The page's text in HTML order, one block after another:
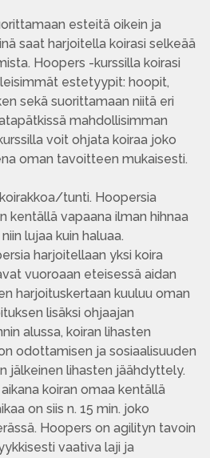
esteitä oikein ja
saat harjoitella koirasi selkeää
Hoopers -kurssilla koirasi
estetyypit: hoopit,
sekä suorittamaan niitä eri
mahdollisimman
voit ohjata koiraa joko
oman tavoitteen mukaisesti.
tunti. Hoopersia
kentällä vapaana ilman hihnaa
lujaa kuin haluaa.
harjoitellaan yksi koira
vuoroaan eteisessä aidan
harjoituskertaan kuuluu oman
lisäksi ohjaajan
alussa, koiran lihasten
odottamisen ja sosiaalisuuden
jälkeinen lihasten jäähdyttely.
koiran omaa kentällä
on siis n. 15 min. joko
Hoopers on agilityn tavoin
vaativa laji ja